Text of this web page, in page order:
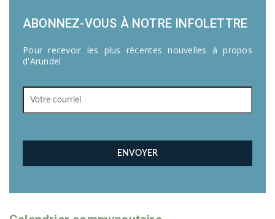
ABONNEZ-VOUS À NOTRE INFOLETTRE
Pour recevoir les plus récentes nouvelles à propos
d'Arundel